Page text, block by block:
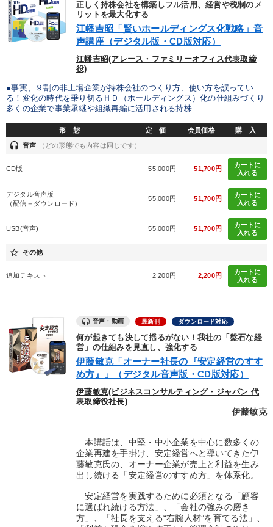
正しく持株会社を構築しフル活用、経営や税制のメ
リットを最大化する
江幡吉昭「賢いホールディングス化戦略」音
声講座（デジタル版・CD版対応）
江幡吉昭(アレース・ファミリーオフィス代表取締
役)
●事実、９割の非上場企業が持株会社のつくり方、使い方を誤ってい
る！変化の時代を乗り切るＨＤ（ホールディングス）化の仕組みづくり
多くの企業で事業承継や組織再編に活用される持株...
形 態 定 価 会員価格 購 入
headset 音声 （どの形態でも内容は同じです）
CD版 55,000円 51,700円
カートに
入れる
デジタル音声版
（配信＋ダウンロード）
55,000円 51,700円
カートに
入れる
USB(音声) 55,000円 51,700円
カートに
入れる
star_border その他
追加テキスト 2,200円 2,200円
カートに
入れる
音声・動画 最新刊 ダウンロード対応
何が起きても決して揺るがない！我社の「盤石な経
営」の仕組みを見直し、強化する
伊藤敏克「オーナー社長の『安定経営のすす
め方』」（デジタル音声版・CD版対応）
伊藤敏克(ビジネスコンサルティング・ジャパン 代
表取締役社長)
伊藤敏克
本講話は、中堅・中小企業を中心に数多くの
企業再建を手掛け、安定経営へと導いてきた伊
藤敏克氏の、オーナー企業が売上と利益を生み
出し続ける「安定経営のすすめ方」を体系化。
安定経営を実践するために必須となる「顧客
に選ばれ続ける方法」、「会社の強みの磨き
方」、「社長を支える“右腕人材”を育てる法」、